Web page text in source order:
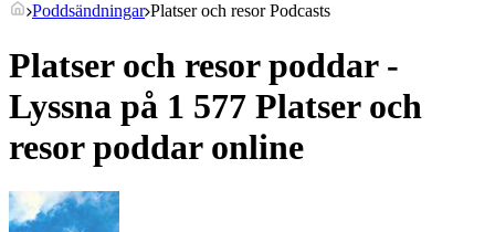
Poddsändningar Platser och resor Podcasts
Platser och resor poddar -
Lyssna på 1 577 Platser och
resor poddar online